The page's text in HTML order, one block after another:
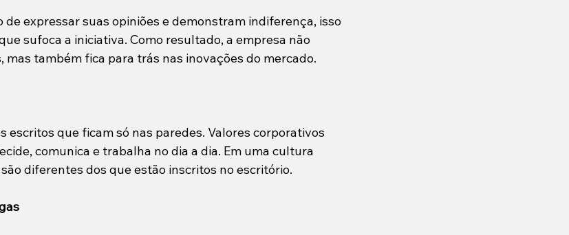
de expressar suas opiniões e demonstram indiferença, isso
sufoca a iniciativa. Como resultado, a empresa não
também fica para trás nas inovações do mercado.
escritos que ficam só nas paredes. Valores corporativos
comunica e trabalha no dia a dia. Em uma cultura
diferentes dos que estão inscritos no escritório.